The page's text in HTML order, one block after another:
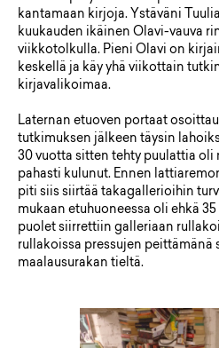
kantamaan kirjoja. Ystäväni
kuukauden ikäinen Olavi-vauva
viikkotolkulla. Pieni Olavi on
keskellä ja käy yhä viikottain
kirjavalikoimaa.
Laternan etuoven portaat
tutkimuksen jälkeen täysin
30 vuotta sitten tehty puulattia oli
pahasti kulunut. Ennen
piti siis siirtää takagallerioihin
mukaan etuhuoneessa oli ehkä
puolet siirrettiin galleriaan
rullakoissa pressujen peittämänä
maalausurakan tieltä.